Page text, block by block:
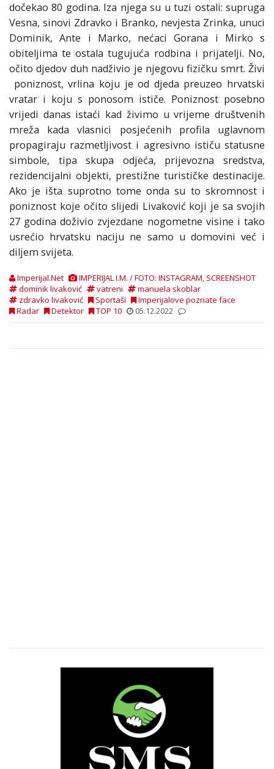
dočekao 80 godina. Iza njega su u tuzi ostali: supruga
Vesna, sinovi Zdravko i Branko, nevjesta Zrinka, unuci
Dominik, Ante i Marko, nećaci Gorana i Mirko s
obiteljima te ostala tugujuća rodbina i prijatelji. No,
očito djedov duh nadživio je njegovu fizičku smrt. Živi
poniznost, vrlina koju je od djeda preuzeo hrvatski
vratar i koju s ponosom ističe. Poniznost posebno
vrijedi danas istaći kad živimo u vrijeme društvenih
mreža kada vlasnici posjećenih profila uglavnom
propagiraju razmetljivost i agresivno ističu statusne
simbole, tipa skupa odjeća, prijevozna sredstva,
rezidencijalni objekti, prestižne turističke destinacije.
Ako je išta suprotno tome onda su to skromnost i
poniznost koje očito slijedi Livaković koji je sa svojih
27 godina doživio zvjezdane nogometne visine i tako
usrećio hrvatsku naciju ne samo u domovini već i
diljem svijeta.
Imperijal.Net
IMPERIJAL I.M. / FOTO: INSTAGRAM, SCREENSHOT
dominik livaković
vatreni
manuela skoblar
zdravko livaković
Sportaši
Imperijalove poznate face
Radar
Detektor TOP 10 05.12.2022